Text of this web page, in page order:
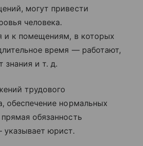
могут привести
человека.
и к помещениям, в которых
время — работают,
знания и т. д.
трудового
обеспечение нормальных
обязанность
указывает юрист.